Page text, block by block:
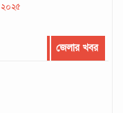
২০২৫
জেলার খবর